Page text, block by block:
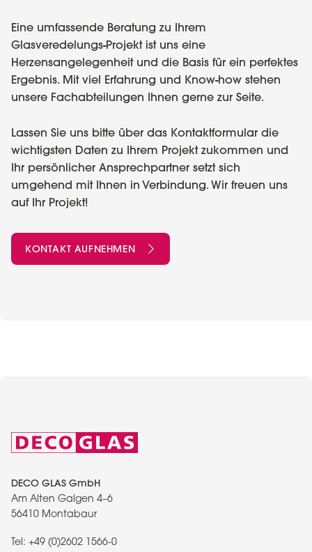
Eine umfassende Beratung zu Ihrem
Glasveredelungs-Projekt ist uns eine
Herzensangelegenheit und die Basis für ein perfektes
Ergebnis. Mit viel Erfahrung und Know-how stehen
unsere Fachabteilungen Ihnen gerne zur Seite.
Lassen Sie uns bitte über das Kontaktformular die
wichtigsten Daten zu Ihrem Projekt zukommen und
Ihr persönlicher Ansprechpartner setzt sich
umgehend mit Ihnen in Verbindung. Wir freuen uns
auf Ihr Projekt!
KONTAKT AUFNEHMEN
DECO GLAS GmbH
Am Alten Galgen 4–6
56410 Montabaur
Tel: +49 (0)2602 1566-0